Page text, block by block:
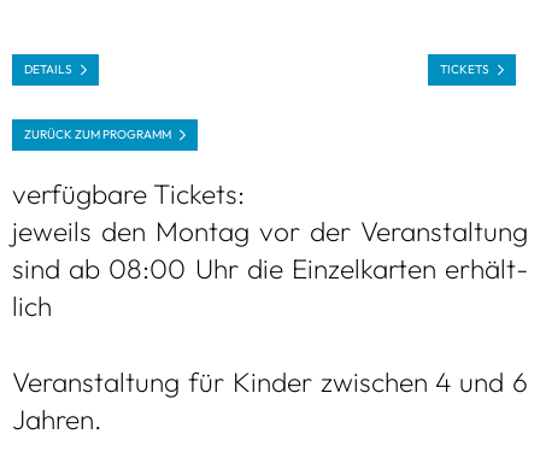
DETAILS
ZURÜCK ZUM PRO­GRAMM
TICKETS
ver­füg­bare Tickets:
jeweils den Mon­tag vor der Ver­an­stal­tung
sind ab 08:00 Uhr die Ein­zel­kar­ten erhält­
lich
Ver­an­stal­tung für Kin­der zwi­schen 4 und 6
Jah­ren.